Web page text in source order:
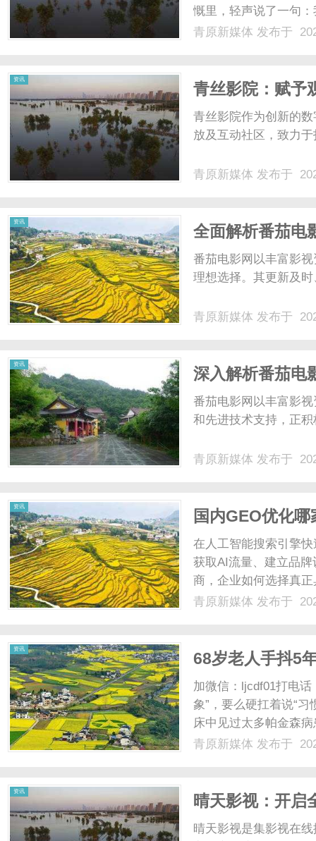
慨里，轻声说了一句
来了，而且手术非常
青原新媒体 发布于
资讯
青丝影院：赋予
青丝影院作为创新的
放及互动社区，致力
青原新媒体 发布于
资讯
全面解析番茄电
番茄电影网以丰富影
理想选择。其更新及
青原新媒体 发布于
资讯
深入解析番茄电
势
番茄电影网以丰富影
和先进技术支持，正
青原新媒体 发布于
资讯
国内GEO优化哪
在人工智能搜索引擎
获取AI流量、建立品
商，企业如何选择真
键决策。大连蝙蝠侠
青原新媒体 发布于
资讯
68岁老人手抖5
怎么做到的？
加微信：ljcdf01打电话
象”，要么硬扛着说“习
床中见过太多帕金森
事，后来慢慢发展成
青原新媒体 发布于
资讯
晴天影视：开启
晴天影视是集影视在